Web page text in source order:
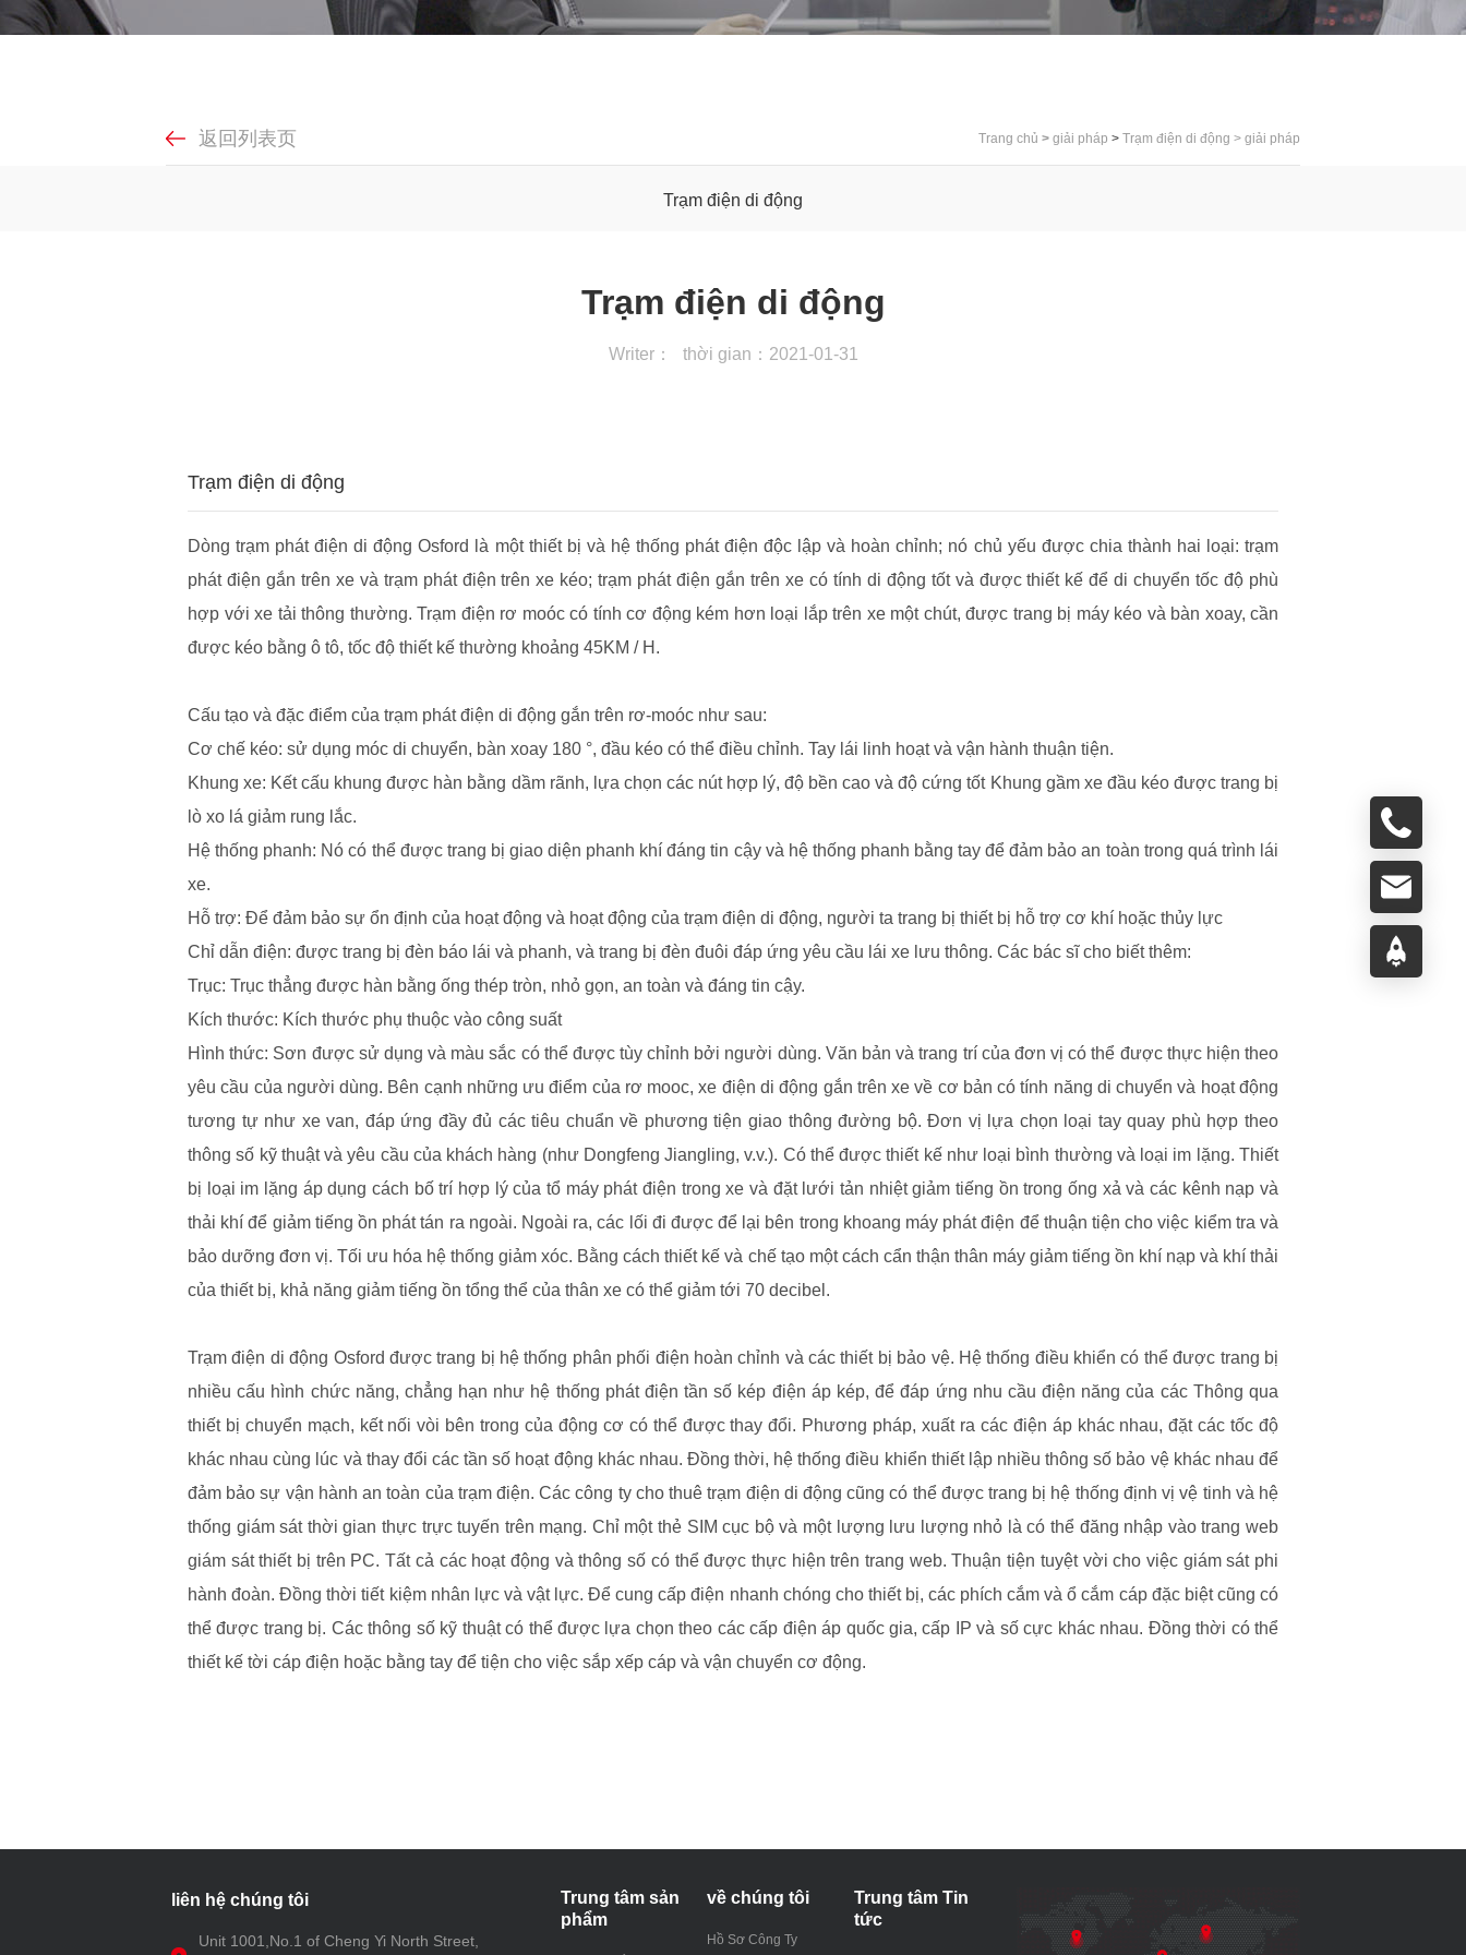
Trang chủ > giải pháp > Trạm điện di động > giải pháp
返回列表页
Trạm điện di động
Trạm điện di động
Writer： thời gian：2021-01-31
Trạm điện di động
Dòng trạm phát điện di động Osford là một thiết bị và hệ thống phát điện độc lập và hoàn chỉnh; nó chủ yếu được chia thành hai loại: trạm
phát điện gắn trên xe và trạm phát điện trên xe kéo; trạm phát điện gắn trên xe có tính di động tốt và được thiết kế để di chuyển tốc độ phù
hợp với xe tải thông thường. Trạm điện rơ moóc có tính cơ động kém hơn loại lắp trên xe một chút, được trang bị máy kéo và bàn xoay, cần
được kéo bằng ô tô, tốc độ thiết kế thường khoảng 45KM / H.
Cấu tạo và đặc điểm của trạm phát điện di động gắn trên rơ-moóc như sau:
Cơ chế kéo: sử dụng móc di chuyển, bàn xoay 180 °, đầu kéo có thể điều chỉnh. Tay lái linh hoạt và vận hành thuận tiện.
Khung xe: Kết cấu khung được hàn bằng dầm rãnh, lựa chọn các nút hợp lý, độ bền cao và độ cứng tốt Khung gầm xe đầu kéo được trang bị
lò xo lá giảm rung lắc.
Hệ thống phanh: Nó có thể được trang bị giao diện phanh khí đáng tin cậy và hệ thống phanh bằng tay để đảm bảo an toàn trong quá trình lái
xe.
Hỗ trợ: Để đảm bảo sự ổn định của hoạt động và hoạt động của trạm điện di động, người ta trang bị thiết bị hỗ trợ cơ khí hoặc thủy lực
Chỉ dẫn điện: được trang bị đèn báo lái và phanh, và trang bị đèn đuôi đáp ứng yêu cầu lái xe lưu thông. Các bác sĩ cho biết thêm:
Trục: Trục thẳng được hàn bằng ống thép tròn, nhỏ gọn, an toàn và đáng tin cậy.
Kích thước: Kích thước phụ thuộc vào công suất
Hình thức: Sơn được sử dụng và màu sắc có thể được tùy chỉnh bởi người dùng. Văn bản và trang trí của đơn vị có thể được thực hiện theo
yêu cầu của người dùng. Bên cạnh những ưu điểm của rơ mooc, xe điện di động gắn trên xe về cơ bản có tính năng di chuyển và hoạt động
tương tự như xe van, đáp ứng đầy đủ các tiêu chuẩn về phương tiện giao thông đường bộ. Đơn vị lựa chọn loại tay quay phù hợp theo
thông số kỹ thuật và yêu cầu của khách hàng (như Dongfeng Jiangling, v.v.). Có thể được thiết kế như loại bình thường và loại im lặng. Thiết
bị loại im lặng áp dụng cách bố trí hợp lý của tổ máy phát điện trong xe và đặt lưới tản nhiệt giảm tiếng ồn trong ống xả và các kênh nạp và
thải khí để giảm tiếng ồn phát tán ra ngoài. Ngoài ra, các lối đi được để lại bên trong khoang máy phát điện để thuận tiện cho việc kiểm tra và
bảo dưỡng đơn vị. Tối ưu hóa hệ thống giảm xóc. Bằng cách thiết kế và chế tạo một cách cẩn thận thân máy giảm tiếng ồn khí nạp và khí thải
của thiết bị, khả năng giảm tiếng ồn tổng thể của thân xe có thể giảm tới 70 decibel.
Trạm điện di động Osford được trang bị hệ thống phân phối điện hoàn chỉnh và các thiết bị bảo vệ. Hệ thống điều khiển có thể được trang bị
nhiều cấu hình chức năng, chẳng hạn như hệ thống phát điện tần số kép điện áp kép, để đáp ứng nhu cầu điện năng của các Thông qua
thiết bị chuyển mạch, kết nối vòi bên trong của động cơ có thể được thay đổi. Phương pháp, xuất ra các điện áp khác nhau, đặt các tốc độ
khác nhau cùng lúc và thay đổi các tần số hoạt động khác nhau. Đồng thời, hệ thống điều khiển thiết lập nhiều thông số bảo vệ khác nhau để
đảm bảo sự vận hành an toàn của trạm điện. Các công ty cho thuê trạm điện di động cũng có thể được trang bị hệ thống định vị vệ tinh và hệ
thống giám sát thời gian thực trực tuyến trên mạng. Chỉ một thẻ SIM cục bộ và một lượng lưu lượng nhỏ là có thể đăng nhập vào trang web
giám sát thiết bị trên PC. Tất cả các hoạt động và thông số có thể được thực hiện trên trang web. Thuận tiện tuyệt vời cho việc giám sát phi
hành đoàn. Đồng thời tiết kiệm nhân lực và vật lực. Để cung cấp điện nhanh chóng cho thiết bị, các phích cắm và ổ cắm cáp đặc biệt cũng có
thể được trang bị. Các thông số kỹ thuật có thể được lựa chọn theo các cấp điện áp quốc gia, cấp IP và số cực khác nhau. Đồng thời có thể
thiết kế tời cáp điện hoặc bằng tay để tiện cho việc sắp xếp cáp và vận chuyển cơ động.
liên hệ chúng tôi
Unit 1001,No.1 of Cheng Yi North Street,
Trung tâm sản
phẩm
về chúng tôi
Hồ Sơ Công Ty
Trung tâm Tin
tức